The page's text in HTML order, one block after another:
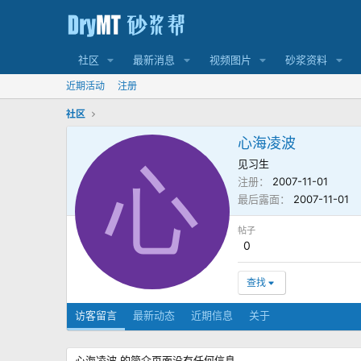
社区 最新消息 视频图片 砂浆资料
近期活动 注册
社区
心
心海凌波
见习生
注册
2007-11-01
最后露面
2007-11-01
帖子
0
查找
访客留言 最新动态 近期信息 关于